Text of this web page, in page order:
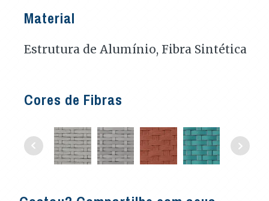
Material
Estrutura de Alumínio, Fibra Sintética
Cores de Fibras